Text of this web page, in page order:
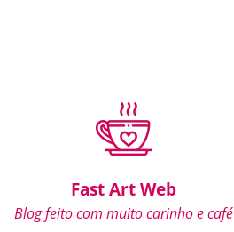
Fast Art Web
Blog feito com muito carinho e café